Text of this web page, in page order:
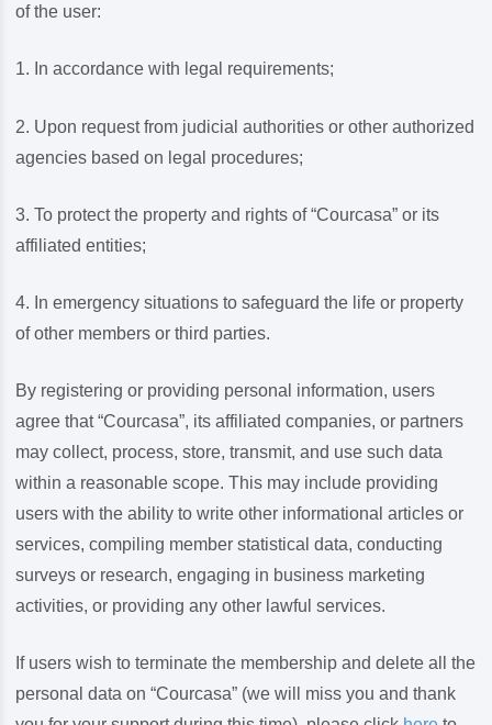
of the user:
In accordance with legal requirements;
Upon request from judicial authorities or other authorized
agencies based on legal procedures;
To protect the property and rights of “Courcasa” or its
affiliated entities;
In emergency situations to safeguard the life or property
of other members or third parties.
By registering or providing personal information, users
agree that “Courcasa”, its affiliated companies, or partners
may collect, process, store, transmit, and use such data
within a reasonable scope. This may include providing
users with the ability to write other informational articles or
services, compiling member statistical data, conducting
surveys or research, engaging in business marketing
activities, or providing any other lawful services.
If users wish to terminate the membership and delete all the
personal data on “Courcasa” (we will miss you and thank